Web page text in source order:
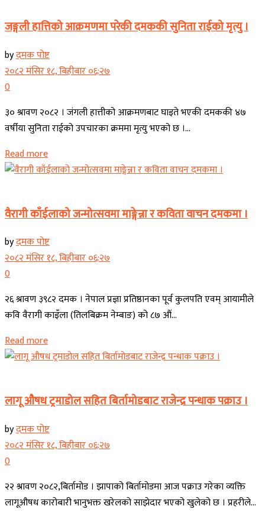
जङ्गली हात्तिको आक्रमणमा परेकी दमककी सुनिता राईको मृत्यु ।
byदमक पोष्ट
२०८२ मंसिर १८, बिहीबार ०६:२७
0
३० श्रावण २०८२ । जंगली हात्तीको आक्रमणबाट घाइते भएकी दमककी ४७
वर्षीया सुनिता राईको उपचारका क्रममा मृत्यु भएको छ ।...
Read more
वैरागी काँईलाको जन्मोत्सवमा माङ्गेन्ना र कविता वाचन दमकमा ।
byदमक पोष्ट
२०८२ मंसिर १८, बिहीबार ०६:२७
0
२६ श्रावण ३९८२ दमक । नेपाल प्रज्ञा प्रतिष्ठानका पूर्व कुलपति एवम् आयामीले
कवि वैरागी काइँला (तिलबिक्रम नेम्बाङ) को ८७ औं...
Read more
लागू औषध ट्रमाडोल सहित बिर्तामोडबाट राजेन्द्र पन्धाक पक्राउ ।
byदमक पोष्ट
२०८२ मंसिर १८, बिहीबार ०६:२७
0
२२ श्रावण २०८२,बिर्तामोड । झापाको बिर्तामोडमा आज पक्राउ गरेका व्यक्ति
लागूऔषध कारोबारी भानुभक्त खरेलको साझेदार भएको खुलेको छ । प्रहरीले...